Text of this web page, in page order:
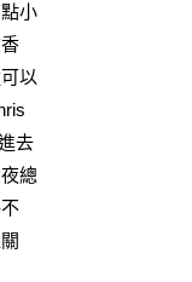
小
以
去
總